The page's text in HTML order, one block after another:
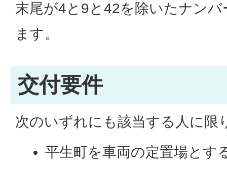
末尾が4と9と42を除いたナン
ます。
交付要件
次のいずれにも該当する人に限
平生町を車両の定置場とす